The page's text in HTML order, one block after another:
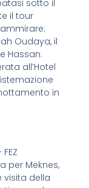
sotto il
il tour
Oudaya, il
Hassan.
all’Hotel
in
FEZ
per Meknes,
visita della